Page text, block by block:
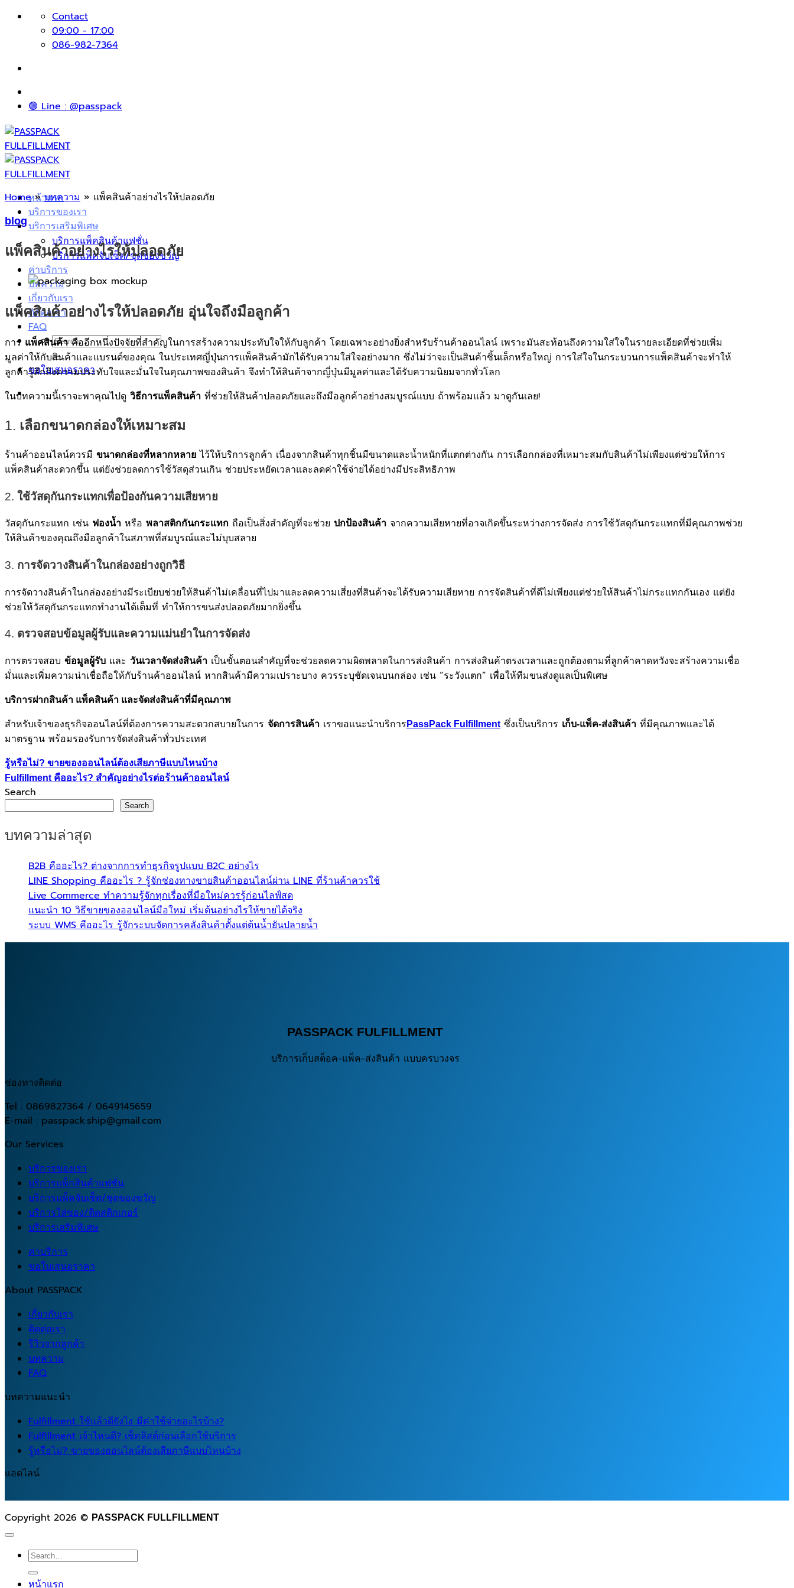
Skip
Contact
09:00 - 17:00
086-982-7364
🟢 Line : @passpack
หน้าแรก
บริการของเรา
บริการเสริมพิเศษ
บริการแพ็คสินค้าแฟชั่น
บริการแพ็คจับเซ็ต/ชุดของขวัญ
ค่าบริการ
บทความ
เกี่ยวกับเรา
ติดต่อเรา
FAQ
Search
for:
ขอใบเสนอราคา
Home»บทความ » แพ็คสินค้าอย่างไรให้ปลอดภัย
blog
แพ็คสินค้าอย่างไรให้ปลอดภัย
แพ็คสินค้าอย่างไรให้ปลอดภัย อุ่นใจถึงมือลูกค้า
การ แพ็คสินค้าคืออีกหนึ่งปัจจัยที่สำคัญในการสร้างความประทับใจให้กับลูกค้า โดยเฉพาะอย่างยิ่งสำหรับร้านค้าออนไลน์ เพราะมันสะท้อนถึงความใส่ใจในรายละเอียดที่ช่วยเพิ่ม
มูลค่าให้กับสินค้าและแบรนด์ของคุณ ในประเทศญี่ปุ่นการแพ็คสินค้ามักได้รับความใส่ใจอย่างมาก ซึ่งไม่ว่าจะเป็นสินค้าชิ้นเล็กหรือใหญ่ การใส่ใจในกระบวนการแพ็คสินค้าจะทำให้
ลูกค้ารู้สึกถึงความประทับใจและมั่นใจในคุณภาพของสินค้า จึงทำให้สินค้าจากญี่ปุ่นมีมูลค่าและได้รับความนิยมจากทั่วโลก
ในบทความนี้เราจะพาคุณไปดู วิธีการแพ็คสินค้า ที่ช่วยให้สินค้าปลอดภัยและถึงมือลูกค้าอย่างสมบูรณ์แบบ ถ้าพร้อมแล้ว มาดูกันเลย!
1. เลือกขนาดกล่องให้เหมาะสม
ร้านค้าออนไลน์ควรมี ขนาดกล่องที่หลากหลาย ไว้ให้บริการลูกค้า เนื่องจากสินค้าทุกชิ้นมีขนาดและน้ำหนักที่แตกต่างกัน การเลือกกล่องที่เหมาะสมกับสินค้าไม่เพียงแต่ช่วยให้การ
แพ็คสินค้าสะดวกขึ้น แต่ยังช่วยลดการใช้วัสดุส่วนเกิน ช่วยประหยัดเวลาและลดค่าใช้จ่ายได้อย่างมีประสิทธิภาพ
2. ใช้วัสดุกันกระแทกเพื่อป้องกันความเสียหาย
วัสดุกันกระแทก เช่น ฟองน้ำ หรือ พลาสติกกันกระแทก ถือเป็นสิ่งสำคัญที่จะช่วย ปกป้องสินค้า จากความเสียหายที่อาจเกิดขึ้นระหว่างการจัดส่ง การใช้วัสดุกันกระแทกที่มีคุณภาพช่วย
ให้สินค้าของคุณถึงมือลูกค้าในสภาพที่สมบูรณ์และไม่บุบสลาย
3. การจัดวางสินค้าในกล่องอย่างถูกวิธี
การจัดวางสินค้าในกล่องอย่างมีระเบียบช่วยให้สินค้าไม่เคลื่อนที่ไปมาและลดความเสี่ยงที่สินค้าจะได้รับความเสียหาย การจัดสินค้าที่ดีไม่เพียงแต่ช่วยให้สินค้าไม่กระแทกกันเอง แต่ยัง
ช่วยให้วัสดุกันกระแทกทำงานได้เต็มที่ ทำให้การขนส่งปลอดภัยมากยิ่งขึ้น
4. ตรวจสอบข้อมูลผู้รับและความแม่นยำในการจัดส่ง
การตรวจสอบ ข้อมูลผู้รับ และ วันเวลาจัดส่งสินค้า เป็นขั้นตอนสำคัญที่จะช่วยลดความผิดพลาดในการส่งสินค้า การส่งสินค้าตรงเวลาและถูกต้องตามที่ลูกค้าคาดหวังจะสร้างความเชื่อ
มั่นและเพิ่มความน่าเชื่อถือให้กับร้านค้าออนไลน์ หากสินค้ามีความเปราะบาง ควรระบุชัดเจนบนกล่อง เช่น “ระวังแตก” เพื่อให้ทีมขนส่งดูแลเป็นพิเศษ
บริการฝากสินค้า แพ็คสินค้า และจัดส่งสินค้าที่มีคุณภาพ
สำหรับเจ้าของธุรกิจออนไลน์ที่ต้องการความสะดวกสบายในการ จัดการสินค้า เราขอแนะนำบริการ PassPack Fulfillmentซึ่งเป็นบริการ เก็บ-แพ็ค-ส่งสินค้า ที่มีคุณภาพและได้
มาตรฐาน พร้อมรองรับการจัดส่งสินค้าทั่วประเทศ
รู้หรือไม่? ขายของออนไลน์ต้องเสียภาษีแบบไหนบ้าง
Fulfillment คืออะไร? สำคัญอย่างไรต่อร้านค้าออนไลน์
Search
Search
บทความล่าสุด
B2B คืออะไร? ต่างจากการทำธุรกิจรูปแบบ B2C อย่างไร
LINE Shopping คืออะไร ? รู้จักช่องทางขายสินค้าออนไลน์ผ่าน LINE ที่ร้านค้าควรใช้
Live Commerce ทำความรู้จักทุกเรื่องที่มือใหม่ควรรู้ก่อนไลฟ์สด
แนะนำ 10 วิธีขายของออนไลน์มือใหม่ เริ่มต้นอย่างไรให้ขายได้จริง
ระบบ WMS คืออะไร รู้จักระบบจัดการคลังสินค้าตั้งแต่ต้นน้ำยันปลายน้ำ
PASSPACK FULFILLMENT
บริการเก็บสต็อค-แพ็ค-ส่งสินค้า แบบครบวงจร
ช่องทางติดต่อ
Tel : 0869827364 / 0649145659
E-mail : passpack.ship@gmail.com
Our Services
บริการของเรา
บริการแพ็กสินค้าแฟชั่น
บริการแพ็คจับเซ็ต/ชุดของขวัญ
บริการใส่ซอง/ติดสติกเกอร์
บริการเสริมพิเศษ
ค่าบริการ
ขอใบเสนอราคา
About PASSPACK
เกี่ยวกับเรา
ติดต่อเรา
รีวิวจากลูกค้า
บทความ
FAQ
บทความแนะนำ
Fulfillment ใช้แล้วดียังไง มีค่าใช้จ่ายอะไรบ้าง?
Fulfillment เจ้าไหนดี? เช็คลิสต์ก่อนเลือกใช้บริการ
รู้หรือไม่? ขายของออนไลน์ต้องเสียภาษีแบบไหนบ้าง
แอดไลน์
Copyright 2026 © PASSPACK FULLFILLMENT
Search
for:
หน้าแรก